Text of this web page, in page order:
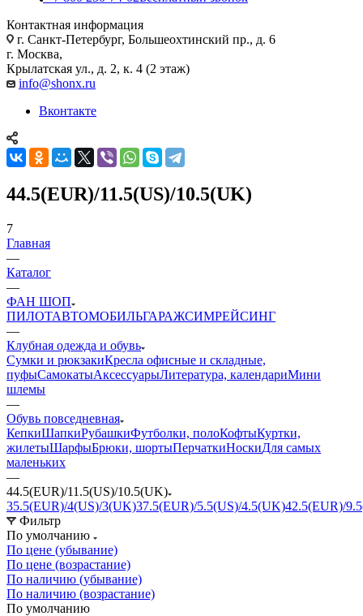
Контактная информация
г. Санкт-Петербург, Большеохтинский пр., д. 6
г. Москва,
Крылатская ул., д. 2, к. 4 (2 этаж)
info@shonx.ru
Вконтакте
44.5(EUR)/11.5(US)/10.5(UK)
7
Главная
—
Каталог
—
ФАН ШОП
ПИЛОТАВТОМОБИЛЬГАРАЖСИМРЕЙСИНГ
—
Клубная одежда и обувь
Сумки и рюкзакиКресла офисные и складные,
пуфыСамокатыАксессуарыЛитература, календариМини
шлемы
—
Обувь повседневная
КепкиШапкиРубашкиФутболки, полоКофтыКуртки,
жилетыШарфыБрюки, шортыПерчаткиНоскиДля самых
маленьких
—
44.5(EUR)/11.5(US)/10.5(UK)
35.5(EUR)/4(US)/3(UK)37.5(EUR)/5.5(US)/4.5(UK)42.5(EUR)/
Фильтр
По умолчанию
По цене (убывание)
По цене (возрастание)
По наличию (убывание)
По наличию (возрастание)
По умолчанию